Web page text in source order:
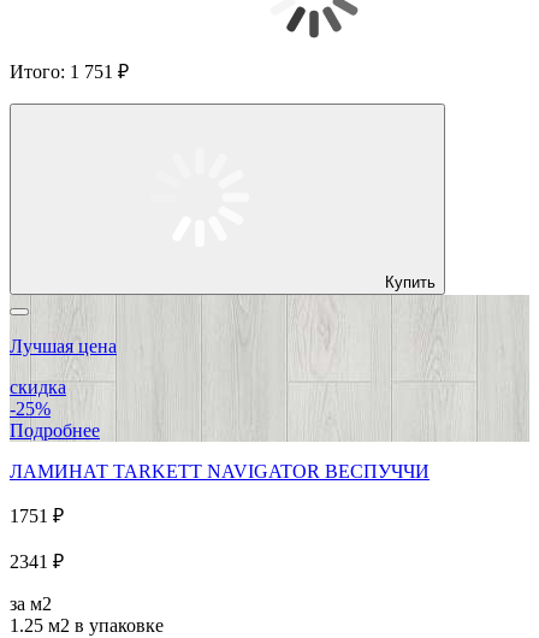
Итого: 1 751 ₽
Купить
Лучшая цена
скидка
-25%
Подробнее
ЛАМИНАТ TARKETT NAVIGATOR ВЕСПУЧЧИ
1751 ₽
2341 ₽
за м2
1.25 м2 в упаковке